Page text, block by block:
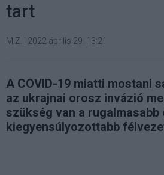
tart
M.Z. 2022 április 29. 13:21
A COVID-19 miatti mostani
az ukrajnai orosz invázió
szükség van a
kiegyensúlyozottabb